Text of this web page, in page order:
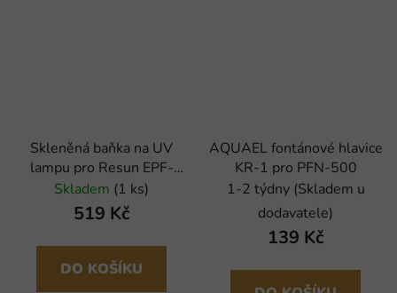
Skleněná baňka na UV
lampu pro Resun EPF-
8000U / EPF-13500U
Skladem (1 ks)
519 Kč
DO KOŠÍKU
AQUAEL fontánové hlavice
KR-1 pro PFN-500
1-2 týdny (Skladem u
dodavatele)
139 Kč